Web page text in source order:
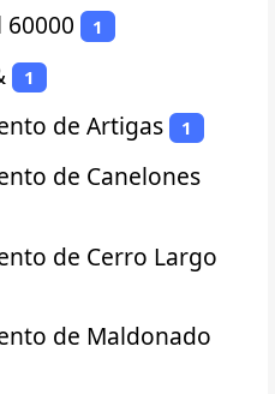
60000 1
1
de Artigas 1
de Canelones
de Cerro Largo
de Maldonado